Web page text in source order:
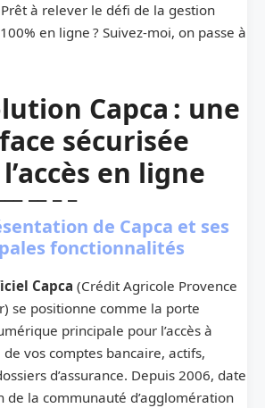
à relever le défi de la gestion
en ligne ? Suivez-moi, on passe à
Capca : une
sécurisée
en ligne
de Capca et ses
fonctionnalités
Capca (Crédit Agricole Provence
se positionne comme la porte
principale pour l’accès à
de vos comptes bancaire, actifs,
d’assurance. Depuis 2006, date
de la communauté d’agglomération